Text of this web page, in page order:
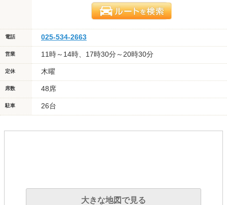
電話 025-534-2663
営業 11時～14時、17時30分～20時30分
定休 木曜
席数 48席
駐車 26台
大きな地図で見る